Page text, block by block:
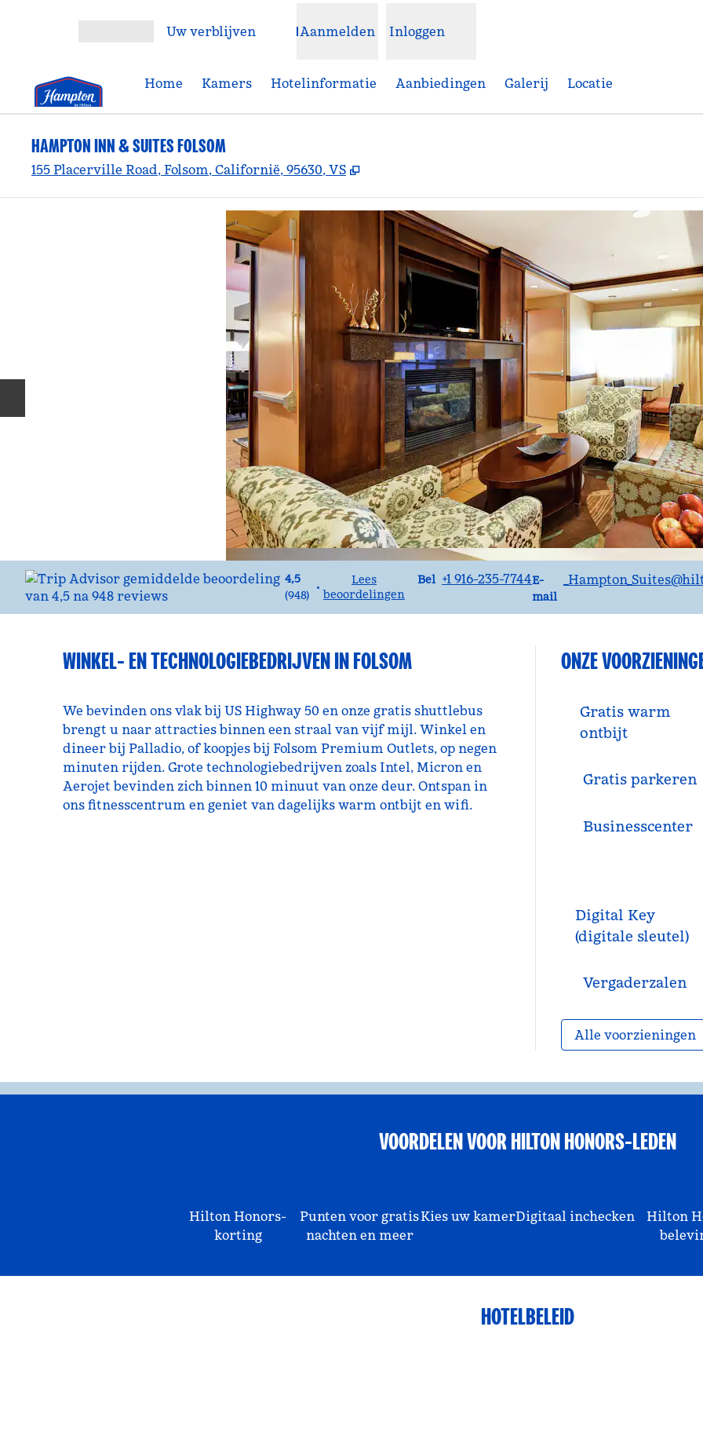
Uw verblijven Aanmelden Inloggen
Home Kamers Hotelinformatie Aanbiedingen Galerij Locatie
HAMPTON INN & SUITES FOLSOM
155 Placerville Road, Folsom, Californië, 95630, VS ,
4,5
(948)
•
Lees
beoordelingen
Bel
Bel +1 916-235-7744E-
mail
E-mailSACFO
_Hampton_Suites
WINKEL- EN TECHNOLOGIEBEDRIJVEN IN FOLSOM
We bevinden ons vlak bij US Highway 50 en onze gratis shuttlebus
brengt u naar attracties binnen een straal van vijf mijl. Winkel en
dineer bij Palladio, of koopjes bij Folsom Premium Outlets, op negen
minuten rijden. Grote technologiebedrijven zoals Intel, Micron en
Aerojet bevinden zich binnen 10 minuut van onze deur. Ontspan in
ons fitnesscentrum en geniet van dagelijks warm ontbijt en wifi.
ONZE
Gratis warm
ontbijt
Gratis parkeren
Business­center
Digital Key
(digitale sleutel)
Vergaderzalen
Alle voorzieningen
VOORDELEN VOOR HILTON HONORS-LEDEN
Hilton Honors-
korting
Punten voor gratis
nachten en meer
Kies uw kamerDigitaal inchecken
Hilton
HOTELBELEID